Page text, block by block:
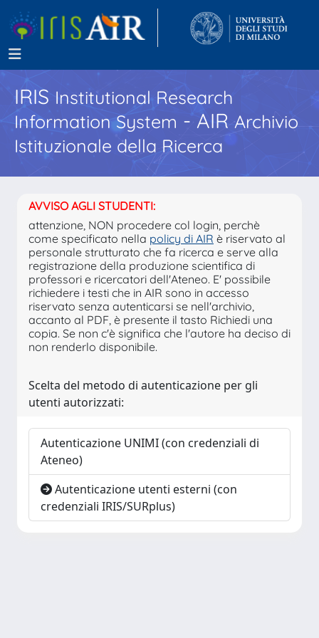
IRISInstitutional Research
Information System - AIR Archivio
Istituzionale della Ricerca
AVVISO AGLI STUDENTI:
attenzione, NON procedere col login, perchè
come specificato nella policy di AIR è riservato al
personale strutturato che fa ricerca e serve alla
registrazione della produzione scientifica di
professori e ricercatori dell'Ateneo. E' possibile
richiedere i testi che in AIR sono in accesso
riservato senza autenticarsi se nell'archivio,
accanto al PDF, è presente il tasto Richiedi una
copia. Se non c'è significa che l'autore ha deciso di
non renderlo disponibile.
Scelta del metodo di autenticazione per gli
utenti autorizzati:
Autenticazione UNIMI (con credenziali di
Ateneo)
Autenticazione utenti esterni (con
credenziali IRIS/SURplus)